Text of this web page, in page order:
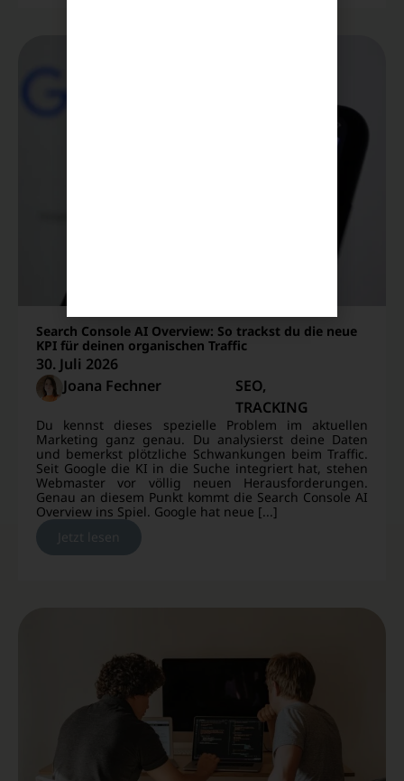
Search Console AI Overview: So trackst du die neue
KPI für deinen organischen Traffic
30. Juli 2026
Joana Fechner
SEO,
TRACKING
Du kennst dieses spezielle Problem im aktuellen
Marketing ganz genau. Du analysierst deine Daten
und bemerkst plötzliche Schwankungen beim Traffic.
Seit Google die KI in die Suche integriert hat, stehen
Webmaster vor völlig neuen Herausforderungen.
Genau an diesem Punkt kommt die Search Console AI
Overview ins Spiel. Google hat neue [...]
Jetzt lesen